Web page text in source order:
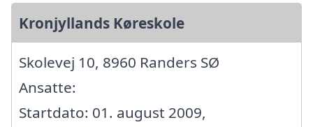
Kronjyllands Køreskole
Skolevej 10, 8960 Randers SØ
Ansatte:
Startdato: 01. august 2009,